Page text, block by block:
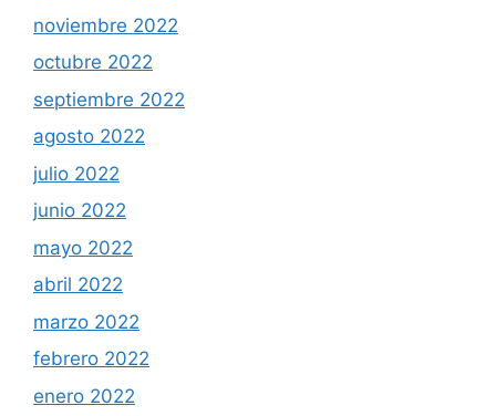
noviembre 2022
octubre 2022
septiembre 2022
agosto 2022
julio 2022
junio 2022
mayo 2022
abril 2022
marzo 2022
febrero 2022
enero 2022